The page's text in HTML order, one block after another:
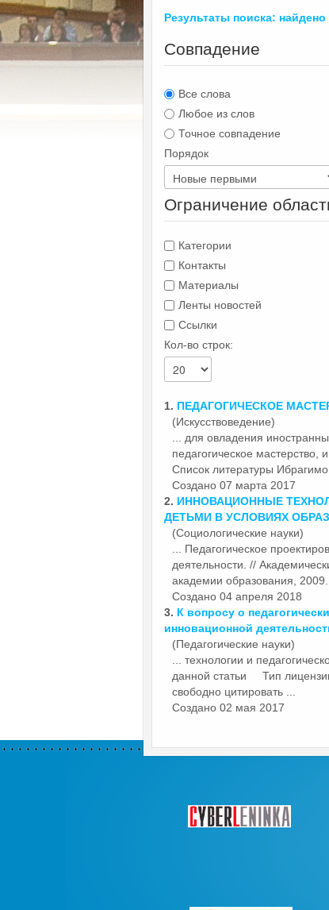
Результаты поиска: найдено
Совпадение
Все слова
Любое из слов
Точное совпадение
Порядок
Ограничение
Категории
Контакты
Материалы
Ленты новостей
Ссылки
Кол-во строк:
1. ПЕДАГОГИЧЕСКОЕ
(Искусствоведение)
... для овладения
педагогическое мастерство,
Список литературы
Создано 07 марта 2017
2. ИННОВАЦИОННЫЕ
ДЕТЬМИ В УСЛОВИЯХ
(Социологические науки)
Педагогическое
деятельности. //
академии образования,
Создано 04 апреля 2018
3. К вопросу о
инновационной
(Педагогические науки)
... технологии и
данной статьи Тип
свободно цитировать ...
Создано 02 мая 2017